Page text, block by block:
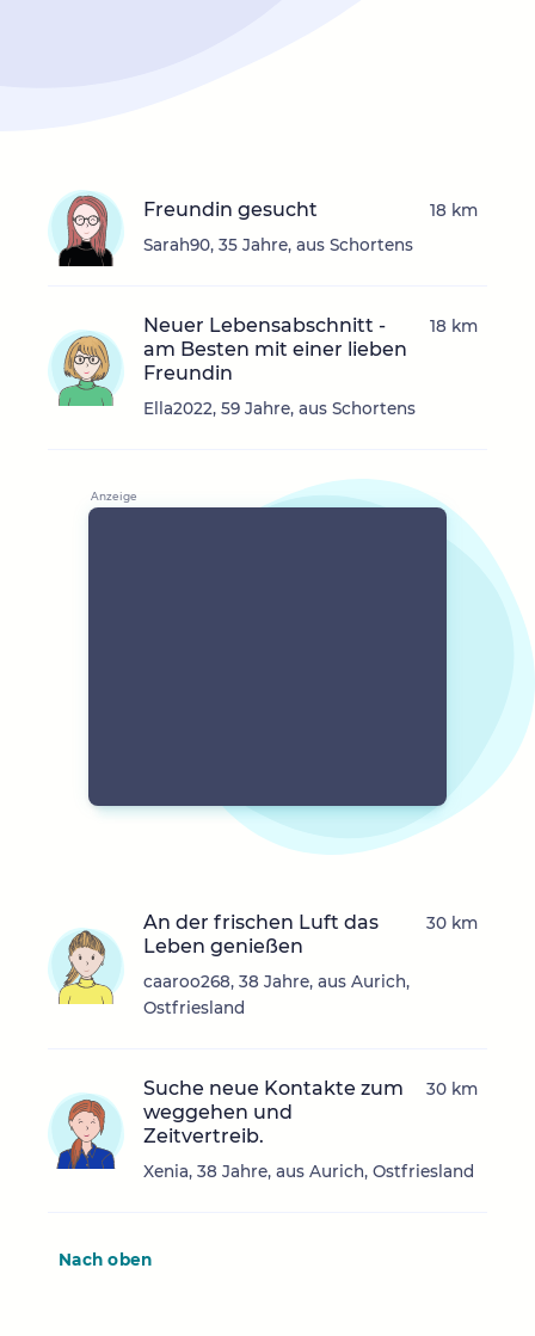
Freundin gesucht
Sarah90, 35 Jahre, aus Schortens
18 km
Neuer Lebensabschnitt -
am Besten mit einer lieben
Freundin
Ella2022, 59 Jahre, aus Schortens
18 km
An der frischen Luft das
Leben genießen
caaroo268, 38 Jahre, aus Aurich,
Ostfriesland
30 km
Suche neue Kontakte zum
weggehen und
Zeitvertreib.
Xenia, 38 Jahre, aus Aurich, Ostfriesland
30 km
Nach oben